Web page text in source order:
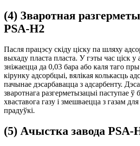
(4) Зваротная
PSA-H2
Пасля працэсу скіду ціску па шляху
выхаду пласта пласта. У гэты час ціск
зніжаецца да 0,03 бара або каля таго
кірунку адсорбцыі, вялікая колькасць
пачынае дэсарбавацца з адсарбенту.
зваротнага разгерметызацыі паступае ў
хваставога газу і змешваецца з газам
прадуўкі.
(5) Ачыстка завода PSA-